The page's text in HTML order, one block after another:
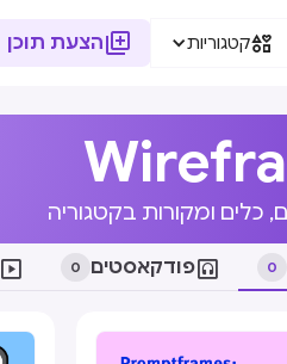
קטגוריות הצעת תוכן
כלים ומקורות בקטגוריה
0
פודקאסטים 0
